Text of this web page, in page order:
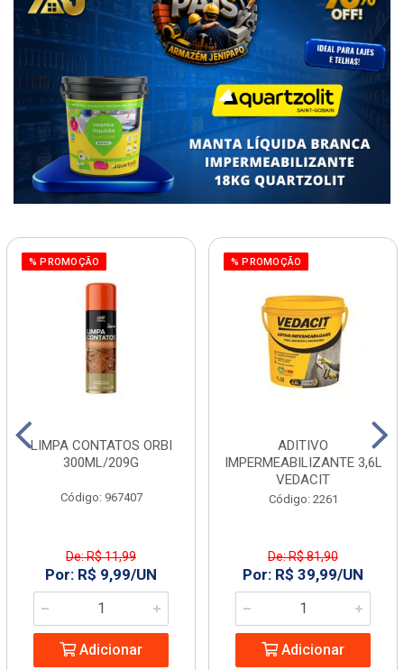
% PROMOÇÃO
LIMPA CONTATOS ORBI
300ML/209G
Código: 967407
De: R$ 11,99
Por: R$ 9,99/UN
Adicionar
% PROMOÇÃO
ADITIVO
IMPERMEABILIZANTE 3,6L
VEDACIT
Código: 2261
De: R$ 81,90
Por: R$ 39,99/UN
Adicionar